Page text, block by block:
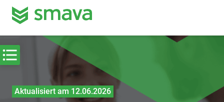
Aktualisiert am 12.06.2026